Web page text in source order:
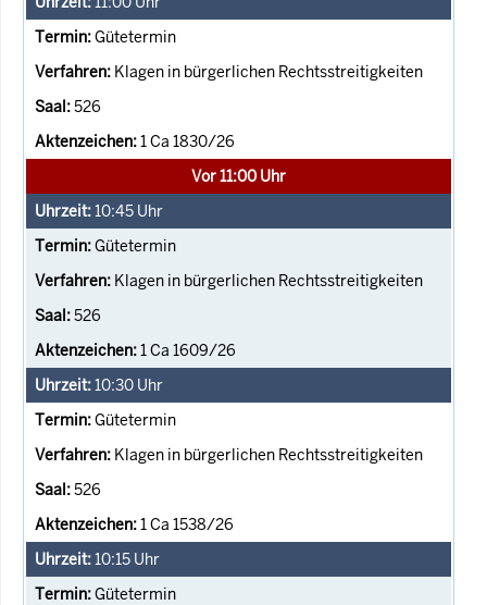
Gütetermin
Klagen in bürgerlichen Rechtsstreitigkeiten
526
1 Ca 1830/26
Vor 11:00 Uhr
10:45 Uhr
Gütetermin
Klagen in bürgerlichen Rechtsstreitigkeiten
526
1 Ca 1609/26
10:30 Uhr
Gütetermin
Klagen in bürgerlichen Rechtsstreitigkeiten
526
1 Ca 1538/26
10:15 Uhr
Gütetermin